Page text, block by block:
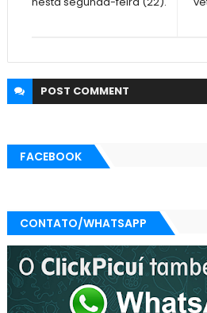
POST COMMENT
FACEBOOK
CONTATO/WHATSAPP